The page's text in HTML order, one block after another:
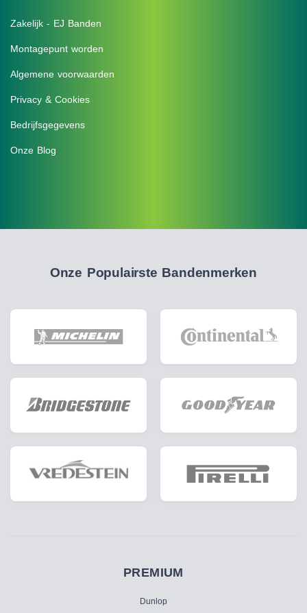
Zakelijk - EJ Banden
Montagepunt worden
Algemene voorwaarden
Privacy & Cookies
Bedrijfsgegevens
Onze Blog
Onze Populairste Bandenmerken
PREMIUM
Dunlop